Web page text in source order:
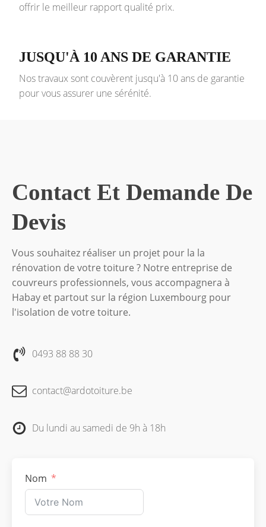
offrir le meilleur rapport qualité prix.
JUSQU'À 10 ANS DE GARANTIE
Nos travaux sont couvèrent jusqu'à 10 ans de garantie
pour vous assurer une sérénité.
Contact Et Demande De
Devis
Vous souhaitez réaliser un projet pour la la
rénovation de votre toiture ? Notre entreprise de
couvreurs professionnels, vous accompagnera à
Habay et partout sur la région Luxembourg pour
l'isolation de votre toiture.
0493 88 88 30
contact@ardotoiture.be
Du lundi au samedi de 9h à 18h
Nom